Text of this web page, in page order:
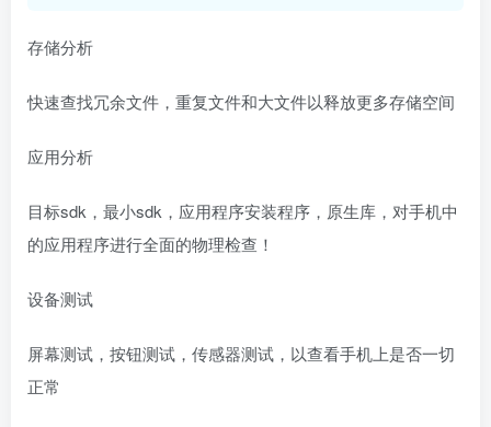
存储分析
快速查找冗余文件，重复文件和大文件以释放更多存储空间
应用分析
目标sdk，最小sdk，应用程序安装程序，原生库，对手机中
的应用程序进行全面的物理检查！
设备测试
屏幕测试，按钮测试，传感器测试，以查看手机上是否一切
正常